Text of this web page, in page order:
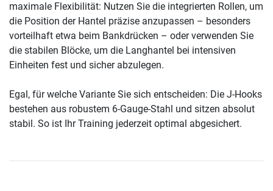
maximale Flexibilität: Nutzen Sie die integrierten Rollen, um
die Position der Hantel präzise anzupassen – besonders
vorteilhaft etwa beim Bankdrücken – oder verwenden Sie
die stabilen Blöcke, um die Langhantel bei intensiven
Einheiten fest und sicher abzulegen.
Egal, für welche Variante Sie sich entscheiden: Die J-Hooks
bestehen aus robustem 6-Gauge-Stahl und sitzen absolut
stabil. So ist Ihr Training jederzeit optimal abgesichert.